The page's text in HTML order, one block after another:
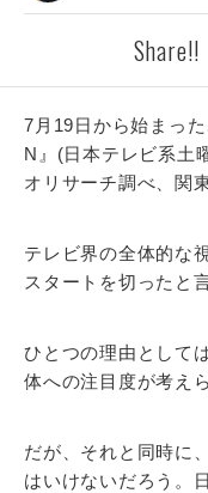
Share!!
7月19日から始まっ
N』(日本テレビ系土
オリサーチ調べ、関
テレビ界の全体的な
スタートを切ったと
ひとつの理由として
体への注目度が考え
だが、それと同時に
はいけないだろう。